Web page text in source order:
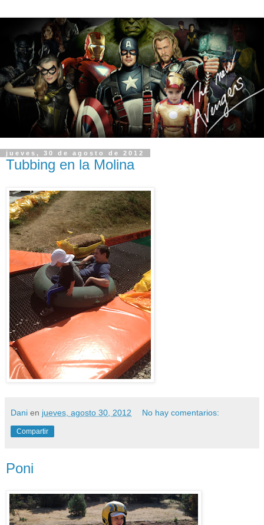
jueves, 30 de agosto de 2012
Tubbing en la Molina
Dani en jueves, agosto 30, 2012 No hay comentarios:
Compartir
Poni